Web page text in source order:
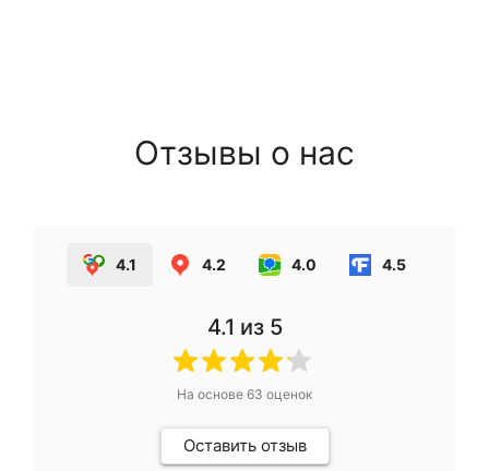
Отзывы о нас
4.1 4.2 4.0 4.5
4.1 из 5
На основе 63 оценок
Оставить отзыв